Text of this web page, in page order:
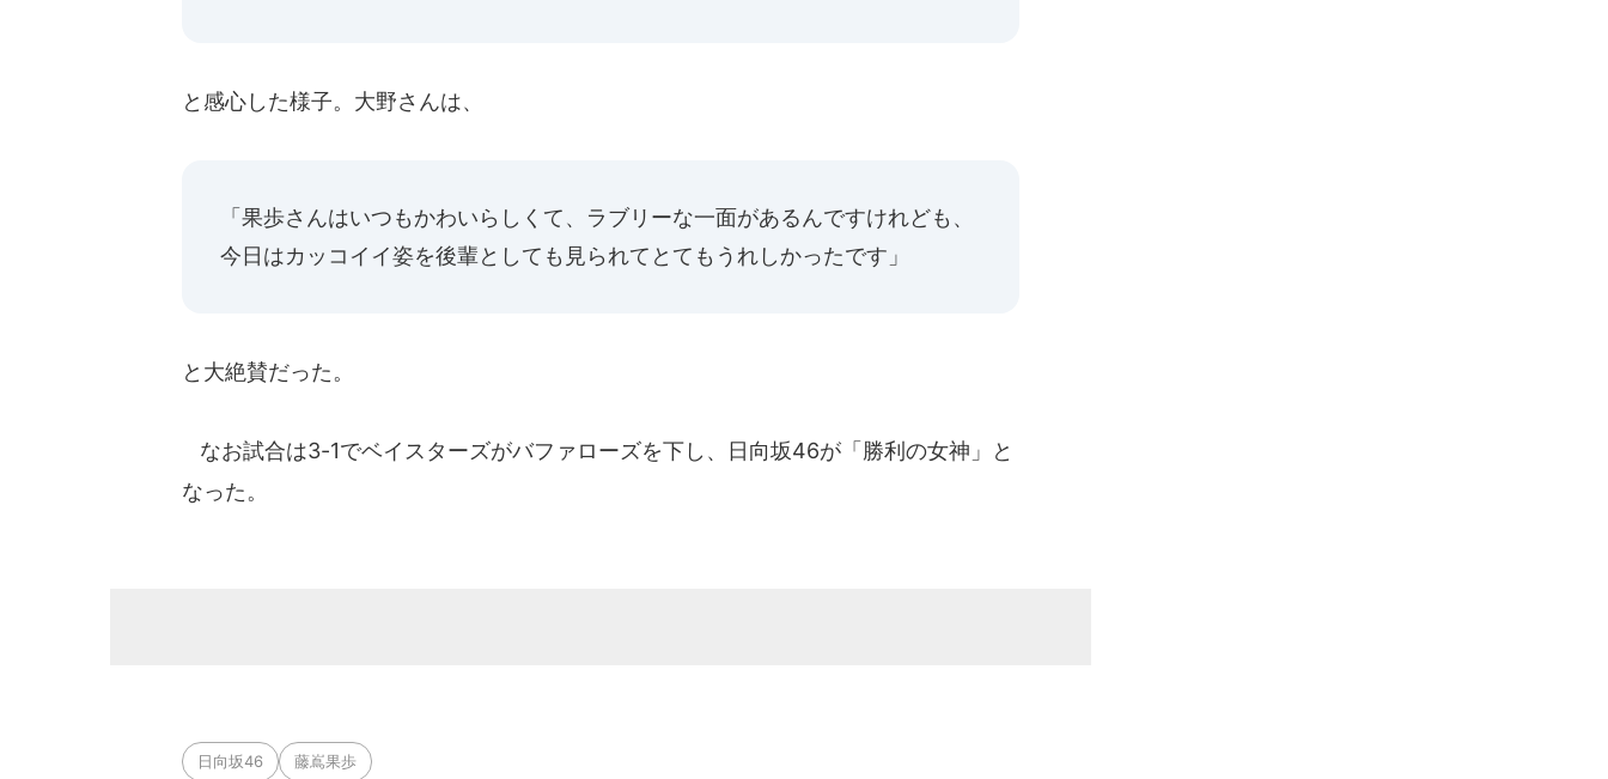
と感心した様子。大野さんは、
「果歩さんはいつもかわいらしくて、ラブリーな一面があるんですけれども、
今日はカッコイイ姿を後輩としても見られてとてもうれしかったです」
と大絶賛だった。
なお試合は3-1でベイスターズがバファローズを下し、日向坂46が「勝利の女神」と
なった。
日向坂46 藤嶌果歩